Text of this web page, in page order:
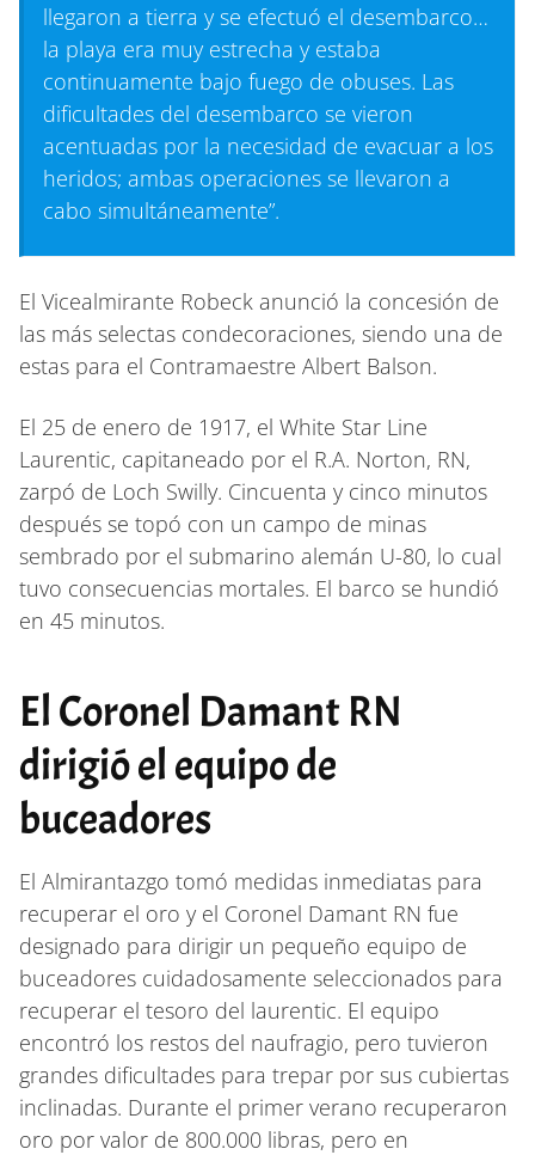
llegaron a tierra y se efectuó el desembarco…
la playa era muy estrecha y estaba
continuamente bajo fuego de obuses. Las
dificultades del desembarco se vieron
acentuadas por la necesidad de evacuar a los
heridos; ambas operaciones se llevaron a
cabo simultáneamente”.
El Vicealmirante Robeck anunció la concesión de
las más selectas condecoraciones, siendo una de
estas para el Contramaestre Albert Balson.
El 25 de enero de 1917, el White Star Line
Laurentic, capitaneado por el R.A. Norton, RN,
zarpó de Loch Swilly. Cincuenta y cinco minutos
después se topó con un campo de minas
sembrado por el submarino alemán U-80, lo cual
tuvo consecuencias mortales. El barco se hundió
en 45 minutos.
El Coronel Damant RN
dirigió el equipo de
buceadores
El Almirantazgo tomó medidas inmediatas para
recuperar el oro y el Coronel Damant RN fue
designado para dirigir un pequeño equipo de
buceadores cuidadosamente seleccionados para
recuperar el tesoro del laurentic. El equipo
encontró los restos del naufragio, pero tuvieron
grandes dificultades para trepar por sus cubiertas
inclinadas. Durante el primer verano recuperaron
oro por valor de 800.000 libras, pero en